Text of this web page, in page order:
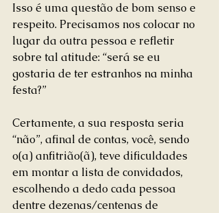
Isso é uma questão de bom senso e
respeito. Precisamos nos colocar no
lugar da outra pessoa e refletir
sobre tal atitude: “será se eu
gostaria de ter estranhos na minha
festa?”
Certamente, a sua resposta seria
“não”, afinal de contas, você, sendo
o(a) anfitrião(ã), teve dificuldades
em montar a lista de convidados,
escolhendo a dedo cada pessoa
dentre dezenas/centenas de